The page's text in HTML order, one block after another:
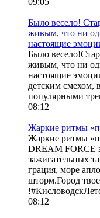
Было весело!
живым, что ни
настоящие
Было
живым, что ни
настоящие
детским смехом,
популярными
08:12
Жаркие ритмы
Жаркие ритмы
DREAM FORCE
зажигательных
грация, море
шторм.Город
08:12